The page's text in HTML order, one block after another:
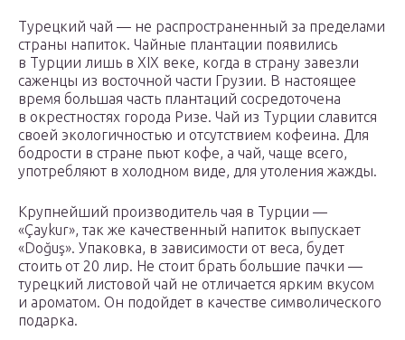
Турецкий чай — не распространенный за пределами
страны напиток. Чайные плантации появились
в Турции лишь в XIX веке, когда в страну завезли
саженцы из восточной части Грузии. В настоящее
время большая часть плантаций сосредоточена
в окрестностях города Ризе. Чай из Турции славится
своей экологичностью и отсутствием кофеина. Для
бодрости в стране пьют кофе, а чай, чаще всего,
употребляют в холодном виде, для утоления жажды.
Крупнейший производитель чая в Турции —
«Çaykur», так же качественный напиток выпускает
«Doğuş». Упаковка, в зависимости от веса, будет
стоить от 20 лир. Не стоит брать большие пачки —
турецкий листовой чай не отличается ярким вкусом
и ароматом. Он подойдет в качестве символического
подарка.